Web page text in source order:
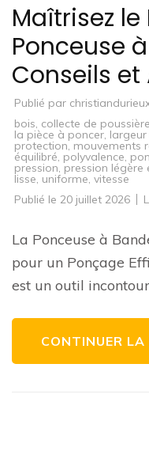
Maîtrisez
Ponceuse
Conseils et
Publié par
bois, collecte de poussière
la pièce à poncer,
protection, mouvements
équilibré, polyvalence,
pression, pression légère
lisse, uniforme, vitesse
Publié le 20 juillet 2026
La Ponceuse à
pour un Ponçage
est un outil
CONTINUER LA